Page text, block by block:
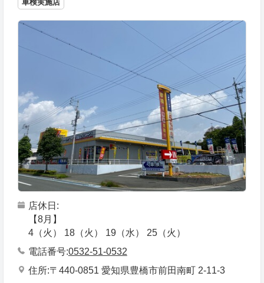
車検実施店
店休日
【8月】
4（火） 18（火） 19（水） 25（火）
電話番号 0532-51-0532
住所 〒440-0851 愛知県豊橋市前田南町 2-11-3